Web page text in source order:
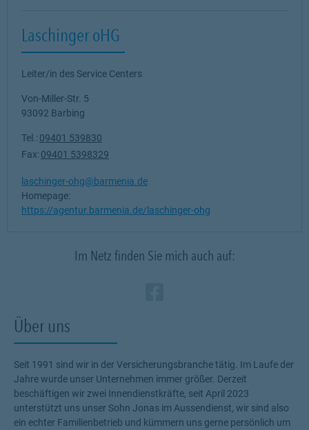
Über uns
Seit 1991 sind wir in der Versicherungsbranche tätig. Im Laufe der
Jahre wurde unser Unternehmen immer größer. Derzeit
beschäftigen wir zwei Innendienstkräfte, seit April 2023
unterstützt uns unser Sohn Jonas im Aussendienst, wir sind also
ein echter Familienbetrieb und kümmern uns gerne persönlich um
Laschinger oHG
Leiter/in des Service Centers
Von-Miller-Str. 5
93092 Barbing
Tel.: 09401 539830
Fax: 09401 5398329
laschinger-ohg@barmenia.de
Homepage:
https://agentur.barmenia.de/laschinger-ohg
Im Netz finden Sie mich auch auf: